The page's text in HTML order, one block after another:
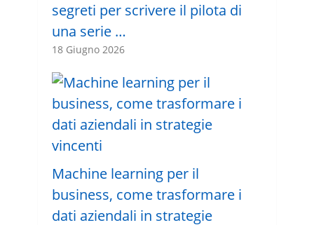
segreti per scrivere il pilota di
una serie …
18 Giugno 2026
Machine learning per il
business, come trasformare i
dati aziendali in strategie